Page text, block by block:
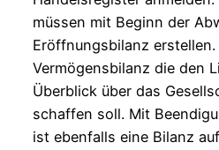
müssen mit Beginn der
Eröffnungsbilanz
Vermögensbilanz die den
Überblick über das
schaffen soll. Mit
ist ebenfalls eine Bilanz